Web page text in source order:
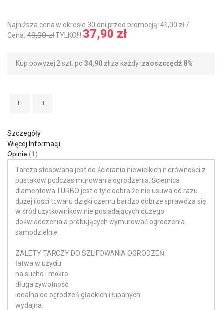
Najniższa cena w okresie 30 dni przed promocją: 49,00 zł /
Cena: 49,00 złTYLKO!!! 37,90 zł
Kup powyżej 2 szt. po34,90 zł za każdy izaoszczędź 8%
Szczegóły
Więcej Informacji
Opinie
1
Tarcza stosowana jest do ścierania niewielkich nierówności z
pustaków podczas murowania ogrodzenia. Ściernica
diamentowa TURBO jest o tyle dobra że nie usuwa od razu
dużej ilości towaru dzięki czemu bardzo dobrze sprawdza się
w śród użytkowników nie posiadających dużego
doświadczenia a próbujących wymurować ogrodzenia
samodzielnie.
ZALETY TARCZY DO SZLIFOWANIA OGRODZEŃ:
łatwa w użyciu
na sucho i mokro
długa żywotność
idealna do ogrodzeń gładkich i łupanych
wydajna